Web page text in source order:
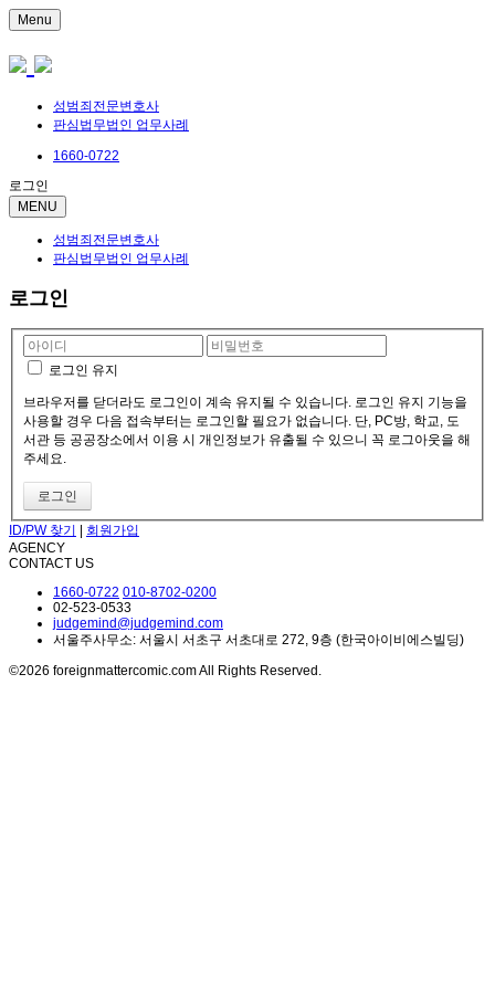
Menu
성범죄전문변호사
판심법무법인 업무사례
1660-0722
로그인
MENU
성범죄전문변호사
판심법무법인 업무사례
로그인
로그인 유지
브라우저를 닫더라도 로그인이 계속 유지될 수 있습니다. 로그인 유지 기능을
사용할 경우 다음 접속부터는 로그인할 필요가 없습니다. 단, PC방, 학교, 도
서관 등 공공장소에서 이용 시 개인정보가 유출될 수 있으니 꼭 로그아웃을 해
주세요.
ID/PW 찾기 | 회원가입
AGENCY
CONTACT US
1660-0722 010-8702-0200
02-523-0533
judgemind@judgemind.com
서울주사무소: 서울시 서초구 서초대로 272, 9층 (한국아이비에스빌딩)
©2026 foreignmattercomic.com All Rights Reserved.